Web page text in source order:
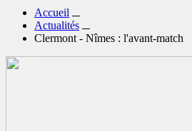
Accueil
Actualités
Clermont - Nîmes : l'avant-match